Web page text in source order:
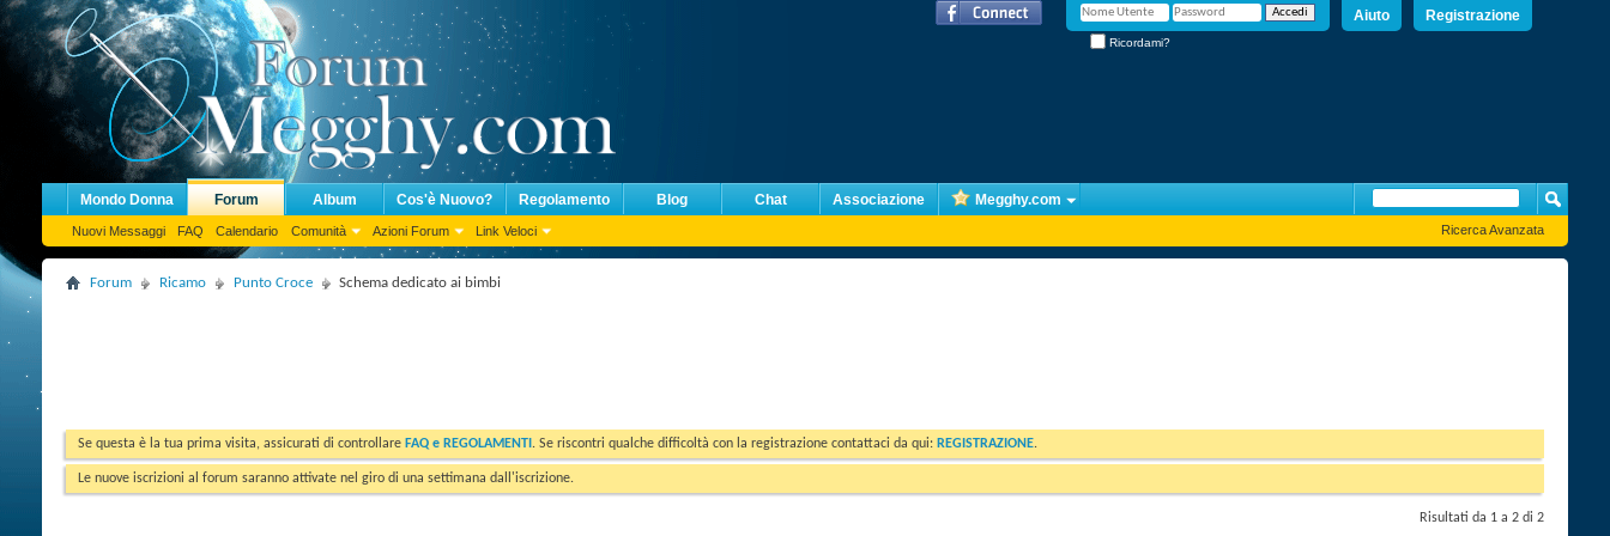
Registrazione
Aiuto
Ricordami?
Mondo Donna Forum
Nuovi Messaggi FAQ Calendario Comunità Azioni Forum Link Veloci
Album Cos'è Nuovo? Regolamento Blog Chat Associazione Megghy.com
Ricerca Avanzata
Forum Ricamo Punto Croce Schema dedicato ai bimbi
Se questa è la tua prima visita, assicurati di controllare FAQ e REGOLAMENTI . Se riscontri qualche difficoltà con la registrazione contattaci da qui: REGISTRAZIONE.
Le nuove iscrizioni al forum saranno attivate nel giro di una settimana dall'iscrizione.
Risultati da 1 a 2 di 2